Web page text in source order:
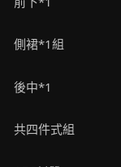
側裙*1組
後中*1
共四件式組